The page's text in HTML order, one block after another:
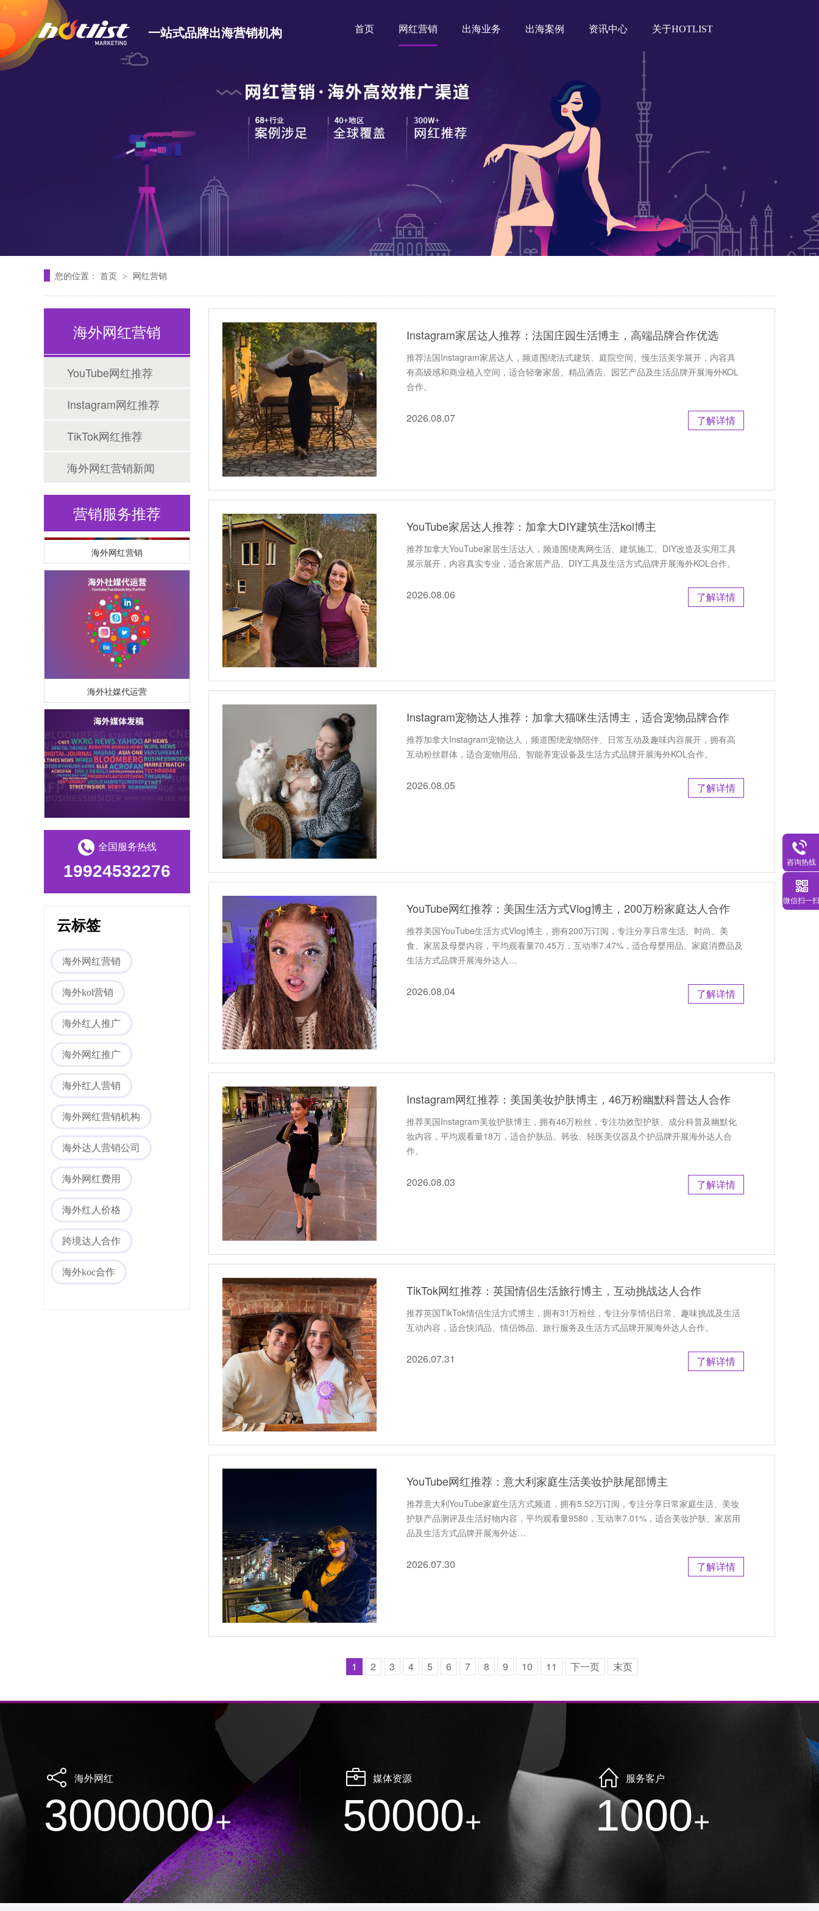
一站式品牌出海营销机构 首页 网红营销 出海业务 出海案例 资讯中心 关于HOTLIST
您的位置： 首页 > 网红营销
Instagram家居达人推荐：法国庄园生活博主，高端品牌合作优选
推荐法国Instagram家居达人，频道围绕法式建筑、庭院空间、慢生活美学展开，内容具
有高级感和商业植入空间，适合轻奢家居、精品酒店、园艺产品及生活品牌开展海外KOL
合作。
2026.08.07 了解详情
YouTube家居达人推荐：加拿大DIY建筑生活kol博主
推荐加拿大YouTube家居生活达人，频道围绕离网生活、建筑施工、DIY改造及实用工具
展示展开，内容真实专业，适合家居产品、DIY工具及生活方式品牌开展海外KOL合作。
2026.08.06 了解详情
Instagram宠物达人推荐：加拿大猫咪生活博主，适合宠物品牌合作
推荐加拿大Instagram宠物达人，频道围绕宠物陪伴、日常互动及趣味内容展开，拥有高
互动粉丝群体，适合宠物用品、智能养宠设备及生活方式品牌开展海外KOL合作。
2026.08.05 了解详情
YouTube网红推荐：美国生活方式Vlog博主，200万粉家庭达人合作
推荐美国YouTube生活方式Vlog博主，拥有200万订阅，专注分享日常生活、时尚、美
食、家居及母婴内容，平均观看量70.45万，互动率7.47%，适合母婴用品、家庭消费品及
生活方式品牌开展海外达人…
2026.08.04 了解详情
Instagram网红推荐：美国美妆护肤博主，46万粉幽默科普达人合作
推荐美国Instagram美妆护肤博主，拥有46万粉丝，专注功效型护肤、成分科普及幽默化
妆内容，平均观看量18万，适合护肤品、韩妆、轻医美仪器及个护品牌开展海外达人合
作。
2026.08.03 了解详情
TikTok网红推荐：英国情侣生活旅行博主，互动挑战达人合作
推荐英国TikTok情侣生活方式博主，拥有31万粉丝，专注分享情侣日常、趣味挑战及生活
互动内容，适合快消品、情侣饰品、旅行服务及生活方式品牌开展海外达人合作。
2026.07.31 了解详情
YouTube网红推荐：意大利家庭生活美妆护肤尾部博主
推荐意大利YouTube家庭生活方式频道，拥有5.52万订阅，专注分享日常家庭生活、美妆
护肤产品测评及生活好物内容，平均观看量9580，互动率7.01%，适合美妆护肤、家居用
品及生活方式品牌开展海外达…
2026.07.30 了解详情
1 2 3 4 5 6 7 8 9 10 11 下一页 末页
海外网红营销
YouTube网红推荐
Instagram网红推荐
TikTok网红推荐
海外网红营销新闻
营销服务推荐
Tiktok海外营销
海外网红营销
海外社媒代运营
海外媒体PR/博客
Tiktok海外营销
海外社媒代运营
全国服务热线
19924532276
云标签
海外网红营销
海外kol营销
海外红人推广
海外网红推广
海外红人营销
海外网红营销机构
海外达人营销公司
海外网红费用
海外红人价格
跨境达人合作
海外koc合作
海外网红
3000000+
媒体资源
50000+
服务客户
1000+
咨询热线
微信扫一扫